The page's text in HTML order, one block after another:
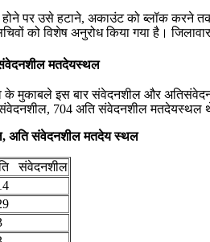
पर उसे हटाने, अकाउंट को ब्लॉक करने तक
को विशेष अनुरोध किया गया है।
मतदेयस्थल
मुकाबले इस बार संवेदनशील और
704 अति संवेदनशील
अति संवेदनशील मतदेय स्थल
संवेदनशील